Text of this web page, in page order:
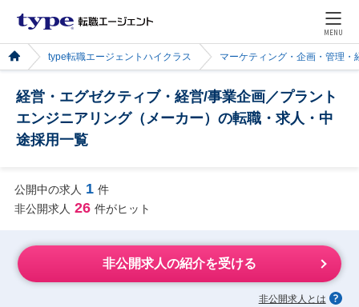
MENU
type転職エージェントハイクラス マーケティング・企画・管理・
経営・エグゼクティブ・経営/事業企画／プラント
エンジニアリング（メーカー）の転職・求人・中
途採用一覧
公開中の求人 1 件
非公開求人 26 件がヒット
非公開求人の紹介を受ける
非公開求人とは